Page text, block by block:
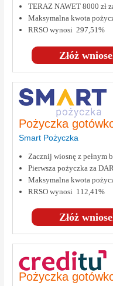
Złóż
TERAZ NAWET 8000 zł
Maksymalna kwota
RRSO wynosi 297,51%
Pożyczka
Smart Pożyczka
Złóż
Zacznij wiosnę z pełnym
Pierwsza pożyczka za
Maksymalna kwota
RRSO wynosi 112,41%
Pożyczka